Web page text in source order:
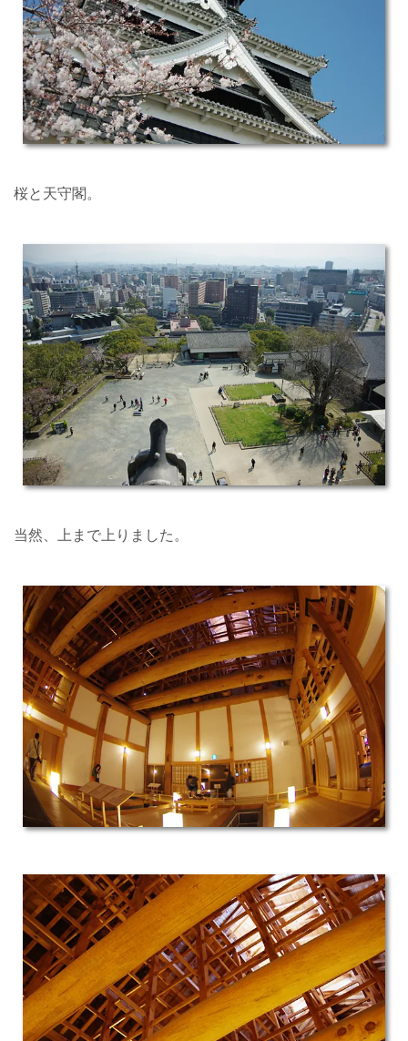
桜と天守閣。
当然、上まで上りました。